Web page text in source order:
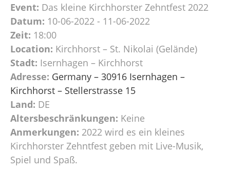
Event: Das kleine Kirchhorster Zehntfest 2022
Datum: 10-06-2022 - 11-06-2022
Zeit: 18:00
Location: Kirchhorst – St. Nikolai (Gelände)
Stadt: Isernhagen – Kirchhorst
Adresse: Germany – 30916 Isernhagen –
Kirchhorst – Stellerstrasse 15
Land: DE
Altersbeschränkungen: Keine
Anmerkungen: 2022 wird es ein kleines
Kirchhorster Zehntfest geben mit Live-Musik,
Spiel und Spaß.